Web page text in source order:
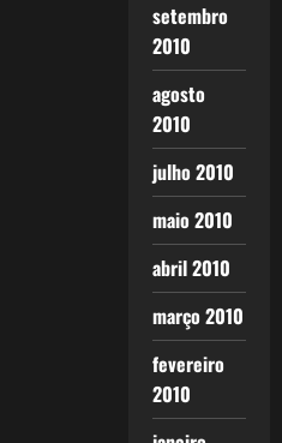
setembro
2010
agosto
2010
julho 2010
maio 2010
abril 2010
março 2010
fevereiro
2010